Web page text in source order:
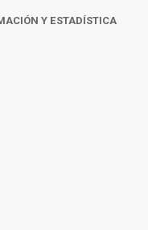
Y ESTADÍSTICA